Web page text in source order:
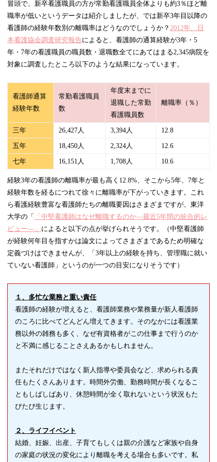
冒頭で、新卒看護職員の方が常勤看護職員全体よりも約3％ほど離
職率が低いというデータは紹介しましたが、では新卒3年目以降の
看護師の経験年数別の離職率はどうなのでしょうか？ 2012年、日
本看護協会調査研究報告によると、看護師の通算経験が3年・5
年・7年の看護職員の職員数・退職数全てにあてはまる2,345病院を
対象に調査したところ以下のような結果になっています。
看護師通算
経験年数
常勤看護職員
数
年度末までに
退職した常勤
看護職員数
離職率（％）
三年 26,427人 3,394人 12.8
五年 18,450人 2,324人 12.6
七年 16,151人 1,708人 10.6
経験3年の看護師の離職率が最も高く12.8%、そこから5年、7年と
経験年数を経るにつれて徐々に離職率が下がっていきます。これ
ら看護経験豊富な看護師たちの離職要因はさまざまですが、東洋
大学の「
「中堅看護師はなぜ離職するのか―最近5年間の統合的レ
ビュー―」 によると以下の点が挙げられそうです。（中堅看護師
が経験何年目を指すかは論文によってさまざまであるため明確な
定義づけはできませんが、「3年以上の経験を持ち、管理職に就い
ていない看護師」というのが一つの目安になりそうです）
１、多忙な業務と重い責任
看護師の経験が増えると、看護師業務や業務量が新人看護師
のころに比べてどんどん増えてきます。そのなかには看護業
務以外の雑務も多く、なぜ有資格者がこの仕事まで行うのか
と不満に感じることさえあるかもしれません。
またそれだけではなく新人指導や委員会など、求められる責
任もたくさんあります。時間外労働、勤務時間が長くなるこ
ともしばしばあり、休憩時間が全く取れないという状況もた
びたび生じます。
２、ライフイベント
結婚、妊娠、出産、子育てもしくは親の介護など家族や自身
の家庭の状況の変化により離職を考える場合も多いです。私